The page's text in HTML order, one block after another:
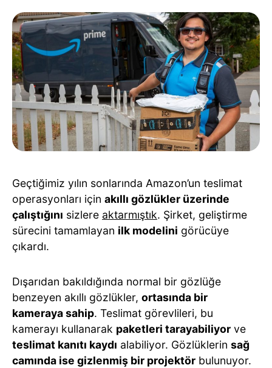
Geçtiğimiz yılın sonlarında Amazon’un teslimat
operasyonları için akıllı gözlükler üzerinde
çalıştığını sizlere aktarmıştık. Şirket, geliştirme
sürecini tamamlayan ilk modelini görücüye
çıkardı.
Dışarıdan bakıldığında normal bir gözlüğe
benzeyen akıllı gözlükler, ortasında bir
kameraya sahip. Teslimat görevlileri, bu
kamerayı kullanarak paketleri tarayabiliyor ve
teslimat kanıtı kaydı alabiliyor. Gözlüklerin sağ
camında ise gizlenmiş bir projektör bulunuyor.